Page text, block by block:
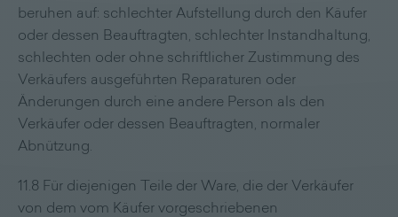
beruhen auf: schlechter Aufstellung durch den Käufer
oder dessen Beauftragten, schlechter Instandhaltung,
schlechten oder ohne schriftlicher Zustimmung des
Verkäufers ausgeführten Reparaturen oder
Änderungen durch eine andere Person als den
Verkäufer oder dessen Beauftragten, normaler
Abnützung.
11.8 Für diejenigen Teile der Ware, die der Verkäufer
von dem vom Käufer vorgeschriebenen